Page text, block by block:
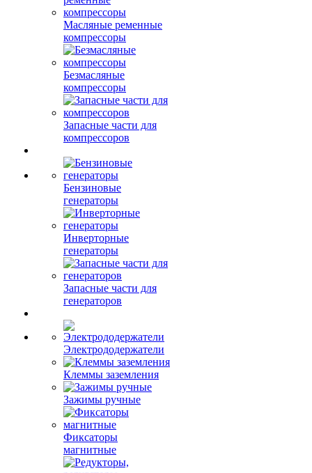
Масляные ременные
компрессоры
Безмасляные
компрессоры
Запасные части для
компрессоров
Бензиновые
генераторы
Инверторные
генераторы
Запасные части для
генераторов
Электрододержатели
Клеммы заземления
Зажимы ручные
Фиксаторы
магнитные